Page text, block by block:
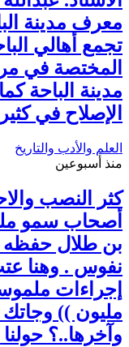
معرف مدينة
تجمع أهالي
المختصة في
مدينة الباحة
الإصلاح في
العلم والأدب والتاريخ
منذ أسبوعين
كثر النصب
أصحاب سمو
بن طلال حفظه
نفوس . وهنا
إجراءات
مليون ))
وآخرها..؟